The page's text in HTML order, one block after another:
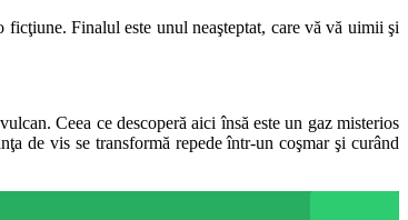
Finalul este unul neaşteptat, care vă vă uimii şi
Ceea ce descoperă aici însă este un gaz misterios
de vis se transformă repede într-un coşmar şi curând